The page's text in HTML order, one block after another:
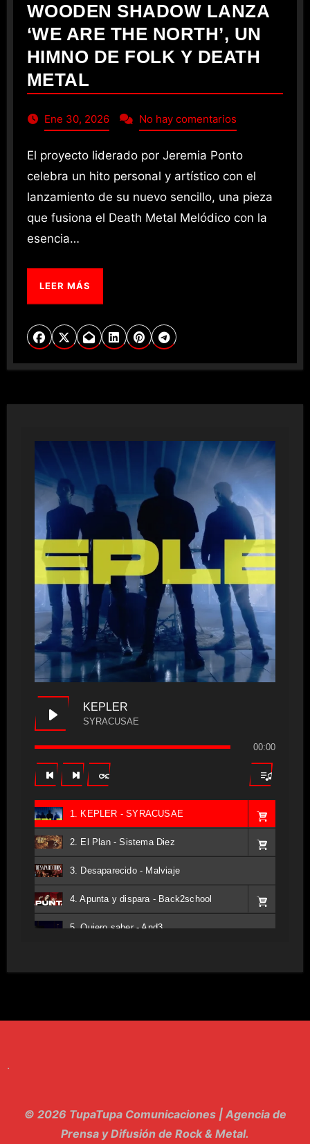
WOODEN SHADOW LANZA
‘WE ARE THE NORTH’, UN
HIMNO DE FOLK Y DEATH
METAL
Ene 30, 2026 No hay comentarios
El proyecto liderado por Jeremia Ponto
celebra un hito personal y artístico con el
lanzamiento de su nuevo sencillo, una pieza
que fusiona el Death Metal Melódico con la
esencia…
LEER MÁS
KEPLER
SYRACUSAE
00:00
1. KEPLER - SYRACUSAE
2. El Plan - Sistema Diez
3. Desaparecido - Malviaje
4. Apunta y dispara - Back2school
5. Quiero saber - And3
12. dolor - Piel
.
© 2026 TupaTupa Comunicaciones | Agencia de
Prensa y Difusión de Rock & Metal.